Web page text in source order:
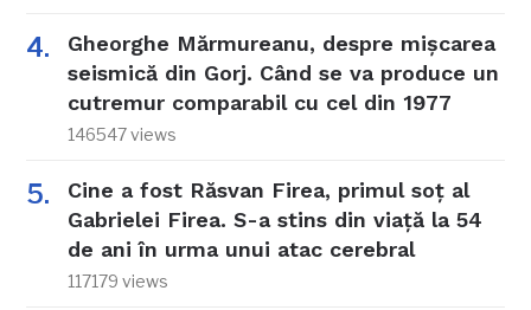
Gheorghe Mărmureanu, despre mișcarea
seismică din Gorj. Când se va produce un
cutremur comparabil cu cel din 1977
146547 views
Cine a fost Răsvan Firea, primul soț al
Gabrielei Firea. S-a stins din viață la 54
de ani în urma unui atac cerebral
117179 views